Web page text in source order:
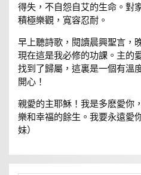
得失，不自怨自艾的生命。對
積極樂觀，寬容忍耐。
早上聽詩歌，閱讀晨興聖言，
現在這是我必修的功課。主的
找到了歸屬，這裏是一個有溫
開心！
親愛的主耶穌！我是多麽愛你
樂和幸福的餘生。我要永遠愛
妹）